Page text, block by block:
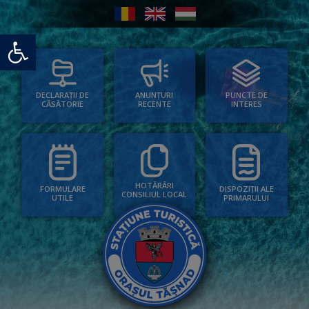
Deschide bara de unelte
DECLARAȚII DE
CĂSĂTORIE
ANUNȚURI
RECENTE
PUNCTE DE
INTERES
FORMULARE
UTILE
HOTĂRÂRI
CONSILIUL LOCAL
DISPOZIȚII ALE
PRIMARULUI